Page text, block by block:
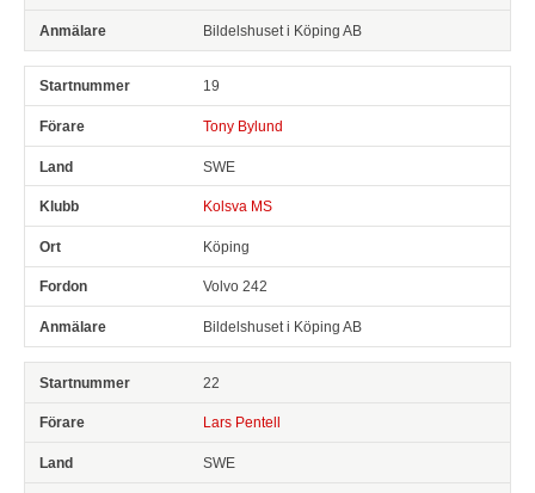
Bildelshuset i Köping AB
19
Tony Bylund
SWE
Kolsva MS
Köping
Volvo 242
Bildelshuset i Köping AB
22
Lars Pentell
SWE